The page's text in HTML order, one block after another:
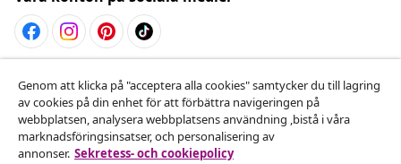
Avbryta avtalet
Skicka in en begäran om uttag för din beställning.
Avbryta avtalet
Genom att klicka på "acceptera alla cookies" samtycker du till lagring
av cookies på din enhet för att förbättra navigeringen på
webbplatsen, analysera webbplatsens användning ,bistå i våra
marknadsföringsinsatser, och personalisering av
annonser. Sekretess- och cookiepolicy